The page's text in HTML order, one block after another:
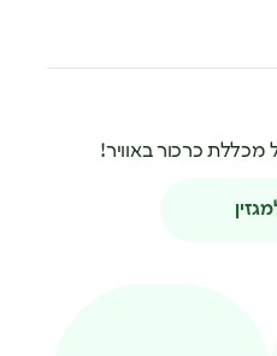
מכללת כרכור באוויר!